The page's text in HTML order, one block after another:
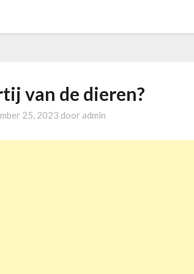
van de dieren?
25, 2023 door admin